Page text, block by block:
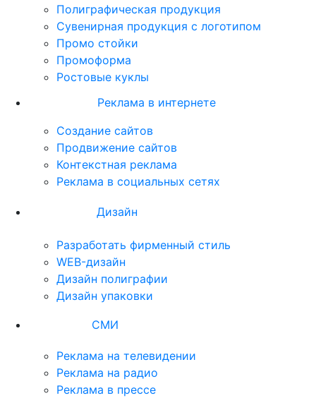
Полиграфическая продукция
Сувенирная продукция с логотипом
Промо стойки
Промоформа
Ростовые куклы
Реклама в интернете
Создание сайтов
Продвижение сайтов
Контекстная реклама
Реклама в социальных сетях
Дизайн
Разработать фирменный стиль
WEB-дизайн
Дизайн полиграфии
Дизайн упаковки
СМИ
Реклама на телевидении
Реклама на радио
Реклама в прессе